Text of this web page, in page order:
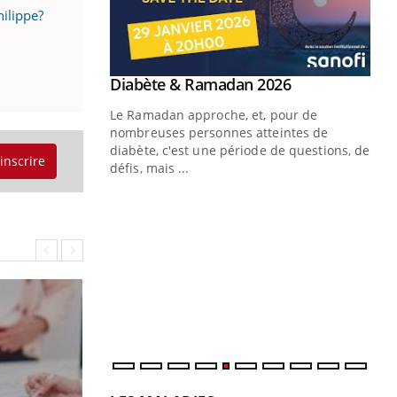
: se
tout nouveau
piscine,
Nos mains
Youtube
Diabète & Ramadan 2026Youtube
Le Ramadan approche, et, pour de
nombreuses personnes atteintes de
diabète, c'est une période de questions, de
défis, mais ...